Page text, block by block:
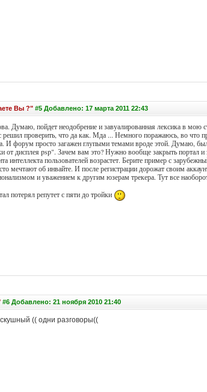
Вы ?"#5 Добавлено: 17 марта 2011 22:43
Думаю, пойдет неодобрение и завуалированная лексика в мою
решил проверить, что да как. Мда ... Немного поражаюсь, во что
И форум просто загажен глупыми темами вроде этой. Думаю,
от дисплея psp". Зачем вам это? Нужно вообще закрыть портал
интеллекта пользователей возрастет. Берите пример с
мечтают об инвайте. И после регистрации дорожат своим
и уважением к другим юзерам трекера. Тут все
потерял репутет с пяти до тройки
#6 Добавлено: 21 ноября 2010 21:40
(( одни разговоры((